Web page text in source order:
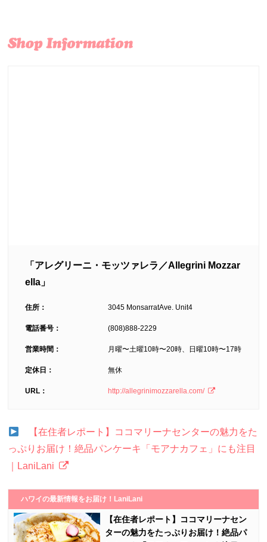
「アレグリーニ・モッツァレラ／Allegrini Mozzar
ella」
住所： 3045 MonsarratAve. Unit4
電話番号： (808)888-2229
営業時間： 月曜〜土曜10時〜20時、日曜10時〜17時
定休日： 無休
URL： http://allegrinimozzarella.com/
【在住者レポート】ココマリーナセンターの魅力をた
っぷりお届け！絶品パンケーキ「モアナカフェ」にも注目
｜LaniLani
ハワイの最新情報をお届け！LaniLani
【在住者レポート】ココマリーナセン
ターの魅力をたっぷりお届け！絶品パ